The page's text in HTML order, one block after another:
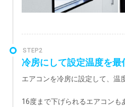
STEP2
冷房にして設定温度を最
エアコンを冷房に設定して、温
16度まで下げられるエアコンも